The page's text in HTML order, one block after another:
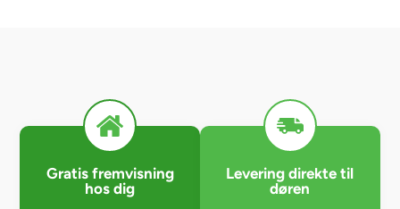
Gratis fremvisning
hos dig
Levering direkte til
døren